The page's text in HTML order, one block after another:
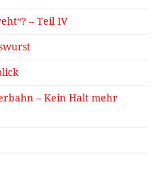
– Teil IV
– Kein Halt mehr